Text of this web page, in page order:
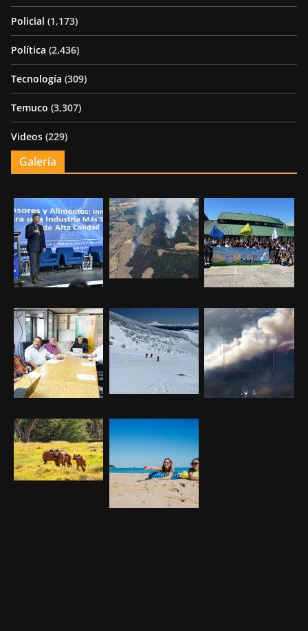
Policial (1,173)
Política (2,436)
Tecnología (309)
Temuco (3,307)
Videos (229)
Galería